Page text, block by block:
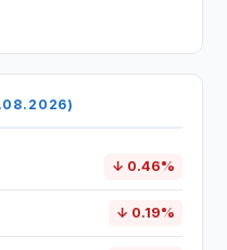
↓ 0.46%
↓ 0.19%